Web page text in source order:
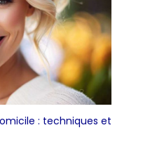
: techniques et